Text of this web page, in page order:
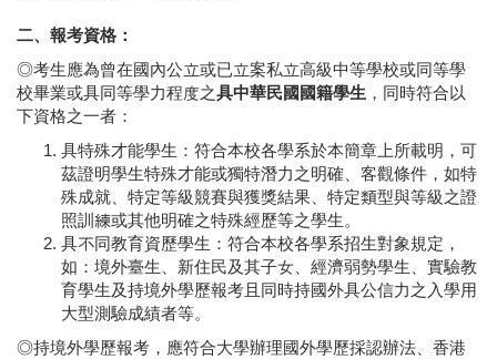
二、報考資格：
◎考生應為曾在國內公立或已立案私立高級中等學校或同等學
校畢業或具同等學力程度之具中華民國國籍學生 ，同時符合以
下資格之一者：
具特殊才能學生：符合本校各學系於本簡章上所載明，可
茲證明學生特殊才能或獨特潛力之明確、客觀條件，如特
殊成就、特定等級競賽與獲獎結果、特定類型與等級之證
照訓練或其他明確之特殊經歷等之學生。
具不同教育資歷學生：符合本校各學系招生對象規定，
如：境外臺生、新住民及其子女、經濟弱勢學生、實驗教
育學生及持境外學歷報考且同時持國外具公信力之入學用
大型測驗成績者等。
◎持境外學歷報考，應符合大學辦理國外學歷採認辦法、香港